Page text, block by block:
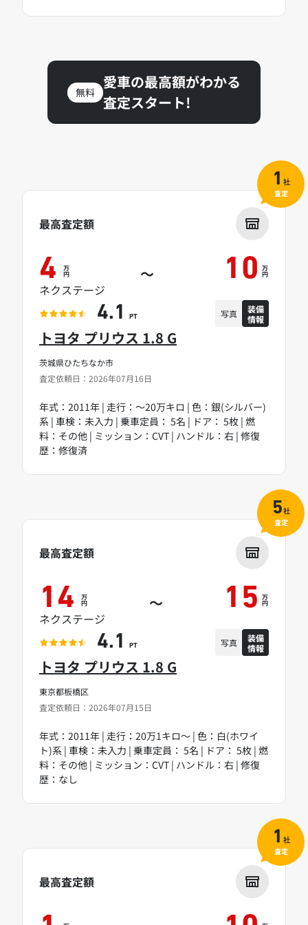
無料
愛車の最高額がわかる
査定スタート!
茨城県ひたちなか市
査定依頼日：2026年07月16日
トヨタ プリウス 1.8 G
年式：2011年 | 走行：～20万キロ | 色：銀(シルバー)
系 | 車検：未入力 | 乗車定員： 5名 | ドア： 5枚 | 燃
料：その他 | ミッション：CVT | ハンドル：右 | 修復
歴：修復済
最高査定額
4 万
円 ～ 10 万
円
ネクステージ
4.1 PT 写真
装備
情報
1 社
査定
東京都板橋区
査定依頼日：2026年07月15日
トヨタ プリウス 1.8 G
年式：2011年 | 走行：20万1キロ～ | 色：白(ホワイ
ト)系 | 車検：未入力 | 乗車定員： 5名 | ドア： 5枚 | 燃
料：その他 | ミッション：CVT | ハンドル：右 | 修復
歴：なし
最高査定額
14 万
円 ～ 15 万
円
ネクステージ
4.1 PT 写真
装備
情報
5社
査定
最高査定額
1 社
査定